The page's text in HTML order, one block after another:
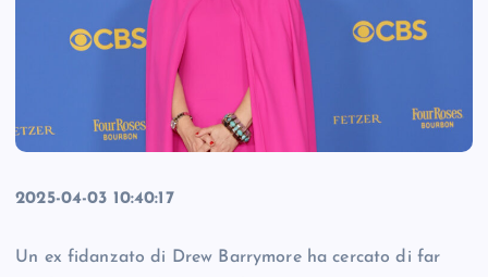
2025-04-03 10:40:17
Un ex fidanzato di Drew Barrymore ha cercato di far